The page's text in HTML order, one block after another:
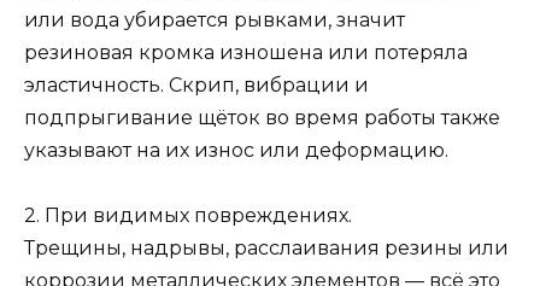
или вода убирается рывками, значит
резиновая кромка изношена или потеряла
эластичность. Скрип, вибрации и
подпрыгивание щёток во время работы также
указывают на их износ или деформацию.
2. При видимых повреждениях.
Трещины, надрывы, расслаивания резины или
коррозии металлических элементов — всё это